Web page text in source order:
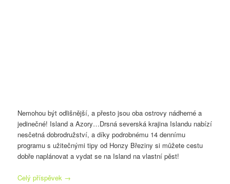
Nemohou být odlišnější, a přesto jsou oba ostrovy nádherné a
jedinečné! Island a Azory…Drsná severská krajina Islandu nabízí
nesčetná dobrodružství, a díky podrobnému 14 dennímu
programu s užitečnými tipy od Honzy Březiny si můžete cestu
dobře naplánovat a vydat se na Island na vlastní pěst!
Celý příspěvek →